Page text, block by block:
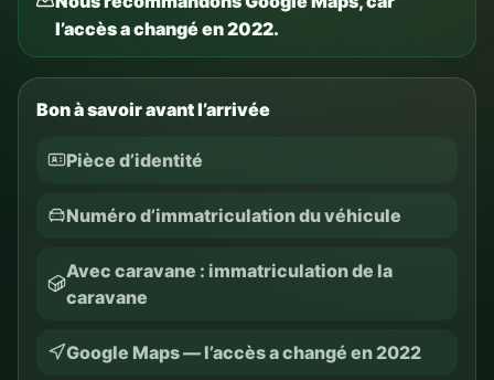
l’accès a changé en 2022.
Bon à savoir avant l’arrivée
Pièce d’identité
Numéro d’immatriculation du véhicule
Avec caravane : immatriculation de la
caravane
Google Maps — l’accès a changé en 2022